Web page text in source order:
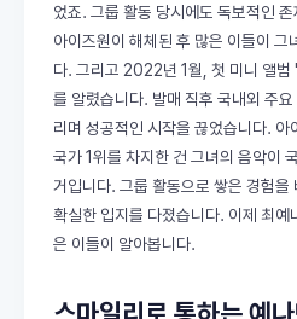
었죠. 그룹 활동 당시에도 독보적인
아이즈원이 해체된 후 많은 이들이 그
다. 그리고 2022년 1월, 첫 미니 앨
를 알렸습니다. 발매 직후 국내외 주
리며 성공적인 시작을 끊었습니다. 아
국가 1위를 차지한 건 그녀의 음악이
거입니다. 그룹 활동으로 쌓은 경험을
확실한 입지를 다졌습니다. 이제 최예
은 이들이 알아봅니다.
스마일리로 통하는 예